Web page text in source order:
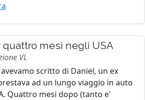
quattro mesi negli USA
VL
scritto di Daniel, un ex
ad un lungo viaggio in auto
Quattro mesi dopo (tanto e'